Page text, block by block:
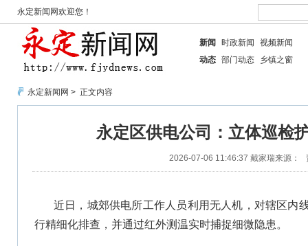
永定新闻网欢迎您！
新闻 时政新闻
视频新闻
动态 部门动态 乡镇之窗
永定新闻网 > 正文内容
永定区供电公司：立体巡检
2026-07-06 11:46:37 戴家瑞来源：
近日，城郊供电所工作人员利用无人机，对辖区内
行精细化排查，并通过红外测温实时捕捉细微隐患。